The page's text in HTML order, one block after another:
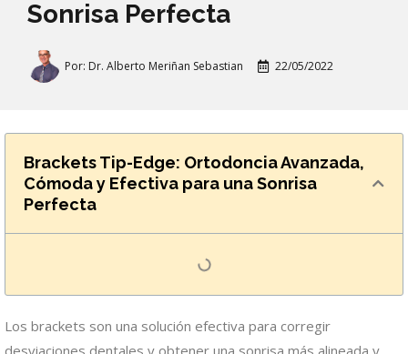
Sonrisa Perfecta
Por: Dr. Alberto Meriñan Sebastian 22/05/2022
Brackets Tip-Edge: Ortodoncia Avanzada,
Cómoda y Efectiva para una Sonrisa
Perfecta
Los brackets son una solución efectiva para corregir